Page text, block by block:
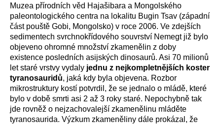
Muzea přírodních věd Hajašibara a Mongolského
paleontologického centra na lokalitu Bugin Tsav (západní
část pouště Gobi, Mongolsko) v roce 2006. Ve zdejších
sedimentech svrchnokřídového souvrství Nemegt již bylo
objeveno ohromné množství zkamenělin z doby
existence posledních asijských dinosaurů. Asi 70 milionů
let staré vrstvy vydaly jednu z nejkompletnějších koster
tyranosauridů, jaká kdy byla objevena. Rozbor
mikrostruktury kostí potvrdil, že se jednalo o mládě, které
bylo v době smrti asi 2 až 3 roky staré. Nepochybně tak
jde rovněž o nejzachovalejší zkamenělinu mláděte
tyranosaurida. Výzkum zkameněliny dále prokázal, že